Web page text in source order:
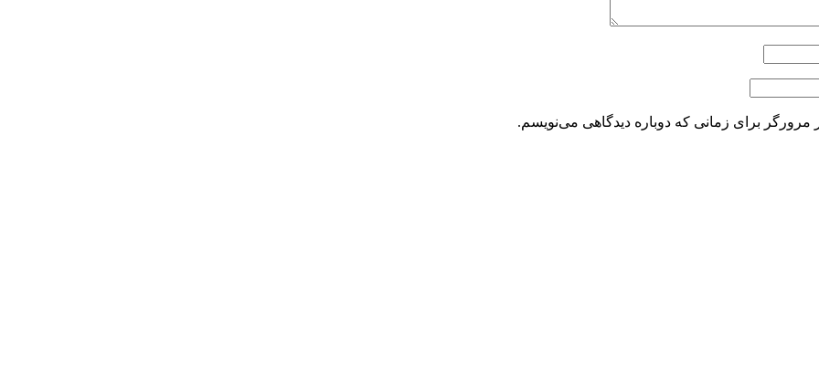
مرورگر برای زمانی که دوباره دیدگاهی می‌نویسم.